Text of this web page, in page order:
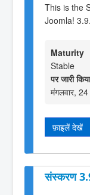
This is the
Joomla!
Maturity
Stable
पर जारी किया
मंगलवार,
फ़ाइलें देखें
संस्करण